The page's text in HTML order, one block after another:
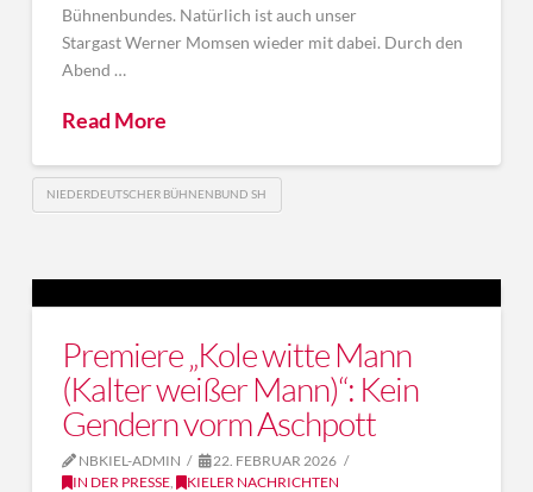
Bühnenbundes. Natürlich ist auch unser
Stargast Werner Momsen wieder mit dabei. Durch den
Abend …
Read More
NIEDERDEUTSCHER BÜHNENBUND SH
Premiere „Kole witte Mann
(Kalter weißer Mann)“: Kein
Gendern vorm Aschpott
NBKIEL-ADMIN
22. FEBRUAR 2026
IN DER PRESSE, KIELER NACHRICHTEN